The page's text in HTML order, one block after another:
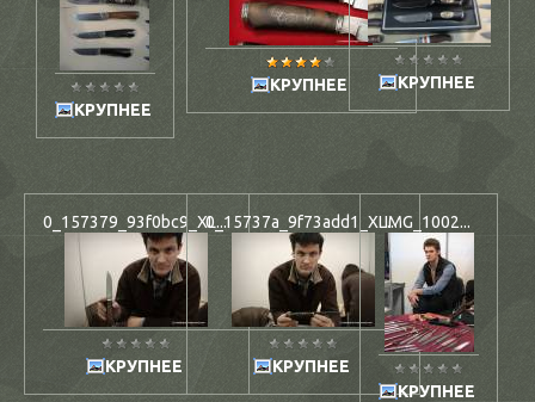
КРУПНЕЕ
КРУПНЕЕ КРУПНЕЕ
0_157379_93f0bc9_XL...
КРУПНЕЕ
0_15737a_9f73add1_XL...
КРУПНЕЕ
IMG_1002...
КРУПНЕЕ